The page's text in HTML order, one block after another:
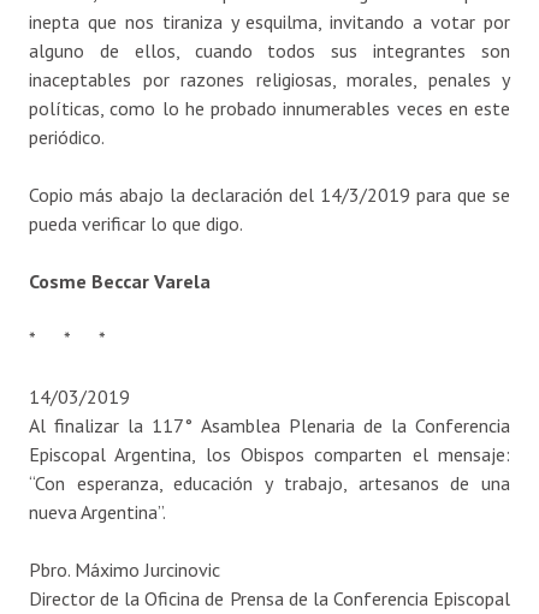
inepta que nos tiraniza y esquilma, invitando a votar por
alguno de ellos, cuando todos sus integrantes son
inaceptables por razones religiosas, morales, penales y
políticas, como lo he probado innumerables veces en este
periódico.
Copio más abajo la declaración del 14/3/2019 para que se
pueda verificar lo que digo.
Cosme Beccar Varela
* * *
14/03/2019
Al finalizar la 117° Asamblea Plenaria de la Conferencia
Episcopal Argentina, los Obispos comparten el mensaje:
“Con esperanza, educación y trabajo, artesanos de una
nueva Argentina”.
Pbro. Máximo Jurcinovic
Director de la Oficina de Prensa de la Conferencia Episcopal